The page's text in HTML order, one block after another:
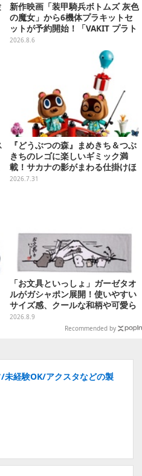
新作映画「装甲騎兵ボトムズ 灰色
の魔女」から6機体プラキットセ
ットが予約開始！「VAKIT プラト
ーン」第1弾、各部関節可動仕様
2026.8.6
『どうぶつの森』まめきち＆つぶ
きちのレゴに楽しいギミック満
載！サカナの影がまわる仕掛けほ
か、つりざおやプレゼントふうせ
2026.7.31
「お文具といっしょ」ガーゼタオ
ルがガシャポン展開！使いやすい
サイズ感、クールな和柄や可愛ら
しいお寿司など全4種
2026.8.9
Recommended by
未経験OK/アクスタなどの製